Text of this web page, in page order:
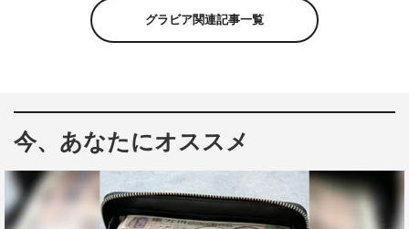
険ストーリー。
でも伝わればいいなと思い」と劇中と同じ金髪に染め、気
合いを入れてきた様子。
約１年前に撮影された本作。ついに完成した本作を観た山
グラビア関連記事一覧
今、あなたにオススメ